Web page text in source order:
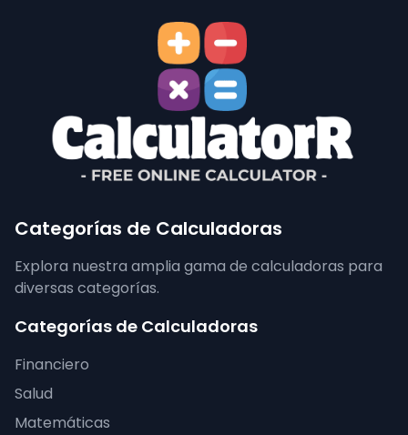
Categorías de Calculadoras
Explora nuestra amplia gama de calculadoras para
diversas categorías.
Categorías de Calculadoras
Financiero
Salud
Matemáticas